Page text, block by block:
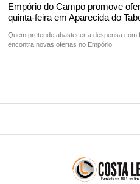
Empório do Campo promove
quinta-feira em Aparecida do
Quem pretende abastecer a despensa
encontra novas ofertas no Empório